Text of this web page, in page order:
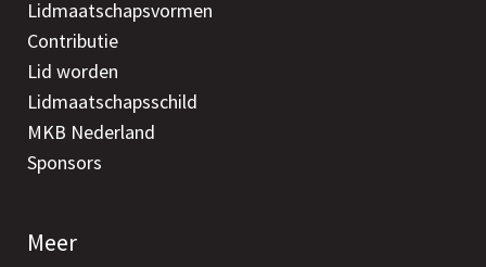
Lidmaatschapsvormen
Contributie
Lid worden
Lidmaatschapsschild
MKB Nederland
Sponsors
Meer